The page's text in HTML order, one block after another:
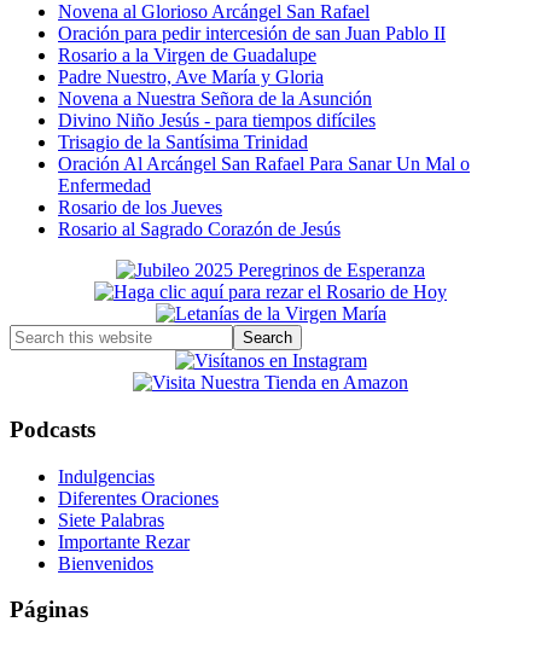
Novena al Glorioso Arcángel San Rafael
Oración para pedir intercesión de san Juan Pablo II
Rosario a la Virgen de Guadalupe
Padre Nuestro, Ave María y Gloria
Novena a Nuestra Señora de la Asunción
Divino Niño Jesús - para tiempos difíciles
Trisagio de la Santísima Trinidad
Oración Al Arcángel San Rafael Para Sanar Un Mal o
Enfermedad
Rosario de los Jueves
Rosario al Sagrado Corazón de Jesús
Primary
Sidebar
Search
this
Podcasts
Indulgencias
Diferentes Oraciones
Siete Palabras
Importante Rezar
Bienvenidos
Páginas